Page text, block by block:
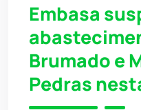
Embasa
Brumado e
Pedras